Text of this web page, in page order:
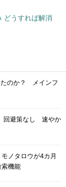
どうすれば解消
たのか？ メインフ
回避策なし 速やか
ノタロウが4カ月
索機能